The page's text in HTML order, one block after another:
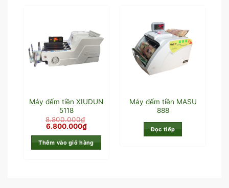
Máy đếm tiền XIUDUN
5118
8.800.000₫
6.800.000₫
Thêm vào giỏ hàng
Máy đếm tiền MASU
888
Đọc tiếp